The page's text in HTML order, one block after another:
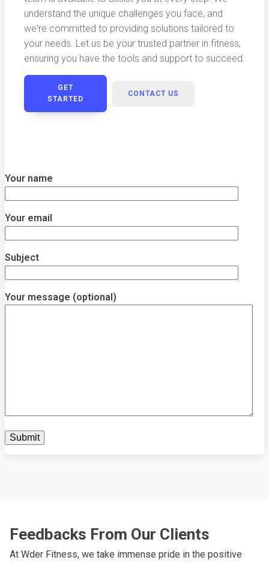
understand the unique challenges you face, and
we're committed to providing solutions tailored to
your needs. Let us be your trusted partner in fitness,
ensuring you have the tools and support to succeed.
GET
STARTED
CONTACT US
Your name
Your email
Subject
Your message (optional)
Feedbacks From Our Clients
At Wder Fitness, we take immense pride in the positive